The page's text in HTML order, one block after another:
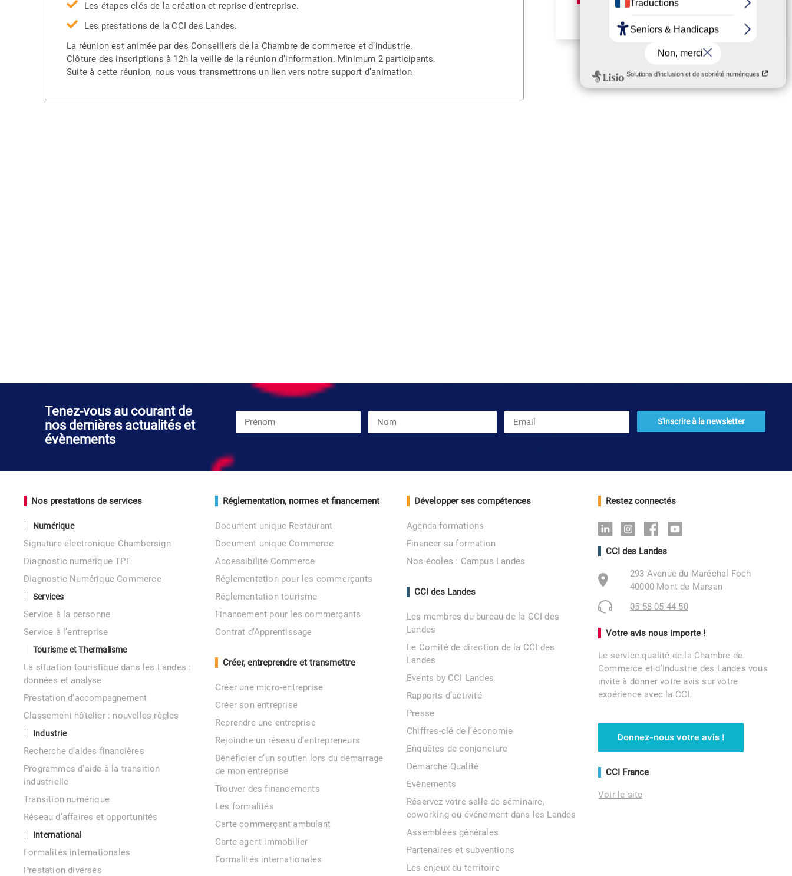
Les étapes clés de la création et reprise d’entreprise.
Les prestations de la CCI des Landes.
La réunion est animée par des Conseillers de la Chambre de commerce et d’industrie.
Clôture des inscriptions à 12h la veille de la réunion d’information. Minimum 2 participants.
Suite à cette réunion, nous vous transmettrons un lien vers notre support d’animation
Tenez-vous au courant de
nos dernières actualités et
évènements
Nos prestations de services
Numérique
Signature électronique Chambersign
Diagnostic numérique TPE
Diagnostic Numérique Commerce
Services
Service à la personne
Service à l’entreprise
Tourisme et Thermalisme
La situation touristique dans les Landes :
données et analyse
Prestation d’accompagnement
Classement hôtelier : nouvelles règles
Industrie
Recherche d’aides financières
Programmes d’aide à la transition
industrielle
Transition numérique
Réseau d’affaires et opportunités
International
Formalités internationales
Prestation diverses
Réglementation, normes et financement
Document unique Restaurant
Document unique Commerce
Accessibilité Commerce
Réglementation pour les commerçants
Réglementation tourisme
Financement pour les commerçants
Contrat d’Apprentissage
Créer, entreprendre et transmettre
Créer une micro-entreprise
Créer son entreprise
Reprendre une entreprise
Rejoindre un réseau d’entrepreneurs
Bénéficier d’un soutien lors du démarrage
de mon entreprise
Trouver des financements
Les formalités
Carte commerçant ambulant
Carte agent immobilier
Formalités internationales
Développer ses compétences
Agenda formations
Financer sa formation
Nos écoles : Campus Landes
CCI des Landes
Les membres du bureau de la CCI des
Landes
Le Comité de direction de la CCI des
Landes
Events by CCI Landes
Rapports d’activité
Presse
Chiffres-clé de l’économie
Enquêtes de conjoncture
Démarche Qualité
Évènements
Réservez votre salle de séminaire,
coworking ou événement dans les Landes
Assemblées générales
Partenaires et subventions
Les enjeux du territoire
Restez connectés
LinkedinInstagramFacebookYoutube
CCI des Landes
293 Avenue du Maréchal Foch
40000 Mont de Marsan
05 58 05 44 50
Votre avis nous importe !
Le service qualité de la Chambre de
Commerce et d’Industrie des Landes vous
invite à donner votre avis sur votre
expérience avec la CCI.
Donnez-nous votre avis !
CCI France
Voir le site